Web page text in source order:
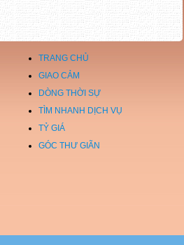
TRANG CHỦ
GIAO CẢM
DÒNG THỜI SỰ
TÌM NHANH DỊCH VỤ
TỶ GIÁ
GÓC THƯ GIÃN